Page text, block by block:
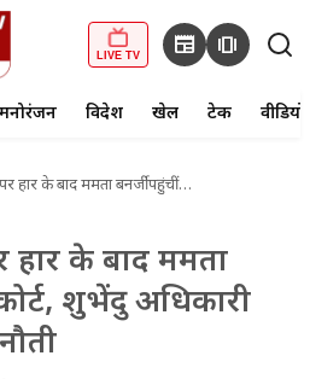
LIVE TV newspaper amp_stories
मनोरंजन विदेश खेल टेक वीडियो
बनर्जी पहुंचीं हाई कोर्ट, शुभेंदु अधिकारी की जीत को दी चुनौती
हार के बाद ममता
शुभेंदु अधिकारी